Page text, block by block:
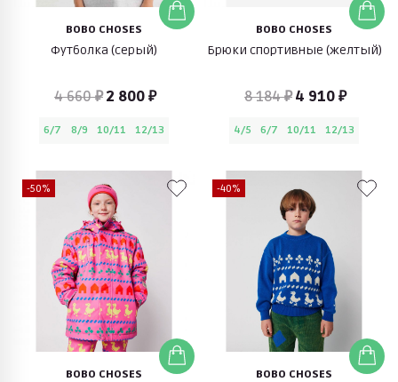
BOBO CHOSES
Футболка (серый)
4 660 ₽ 2 800 ₽
6/7 8/9 10/11 12/13
BOBO CHOSES
Брюки спортивные (желтый)
8 184 ₽ 4 910 ₽
4/5 6/7 10/11 12/13
-50%
BOBO CHOSES
-40%
BOBO CHOSES